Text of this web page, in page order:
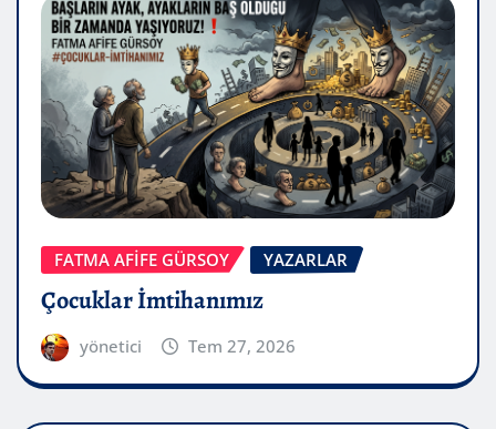
FATMA AFİFE GÜRSOY YAZARLAR
Çocuklar İmtihanımız
yönetici Tem 27, 2026